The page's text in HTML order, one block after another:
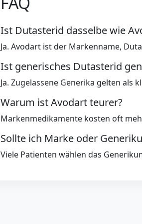
Ist Dutasterid dasselbe wie
Ja. Avodart ist der Markenname,
Ist generisches Dutasterid
Ja. Zugelassene Generika gelten
Warum ist Avodart teurer?
Markenmedikamente kosten oft
Sollte ich Marke oder
Viele Patienten wählen das